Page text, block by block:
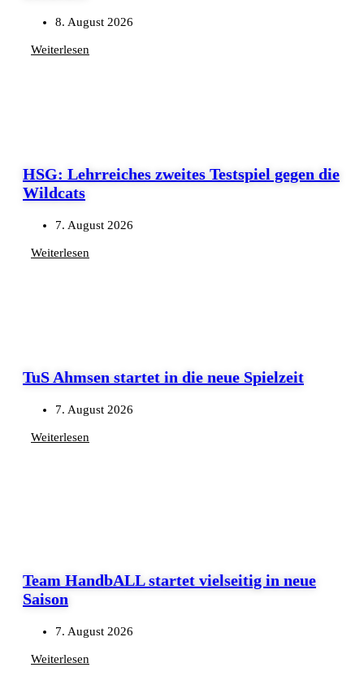
8. August 2026
Weiterlesen
HSG: Lehrreiches zweites Testspiel gegen die
Wildcats
7. August 2026
Weiterlesen
TuS Ahmsen startet in die neue Spielzeit
7. August 2026
Weiterlesen
Team HandbALL startet vielseitig in neue
Saison
7. August 2026
Weiterlesen